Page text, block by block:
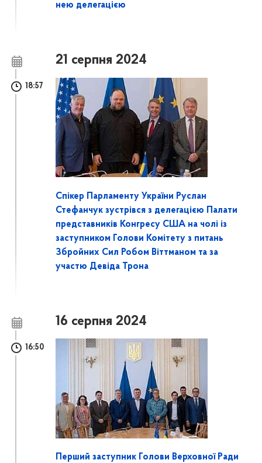
нею делегацією
21 серпня 2024
18:57
Спікер Парламенту України Руслан
Стефанчук зустрівся з делегацією Палати
представників Конгресу США на чолі із
заступником Голови Комітету з питань
Збройних Сил Робом Віттманом та за
участю Девіда Трона
16 серпня 2024
16:50
Перший заступник Голови Верховної Ради